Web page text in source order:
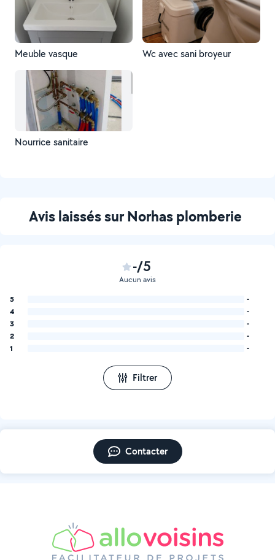
Meuble vasque Wc avec sani broyeur
Nourrice sanitaire
Avis laissés sur Norhas plomberie
-/5
Aucun avis
5
-
4
-
3
-
2
-
1
-
Filtrer
Contacter